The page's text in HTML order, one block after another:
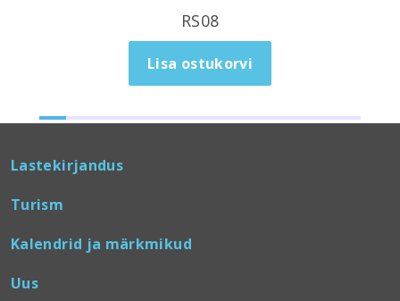
RS08
Lisa ostukorvi
Lastekirjandus
Turism
Kalendrid ja märkmikud
Uus